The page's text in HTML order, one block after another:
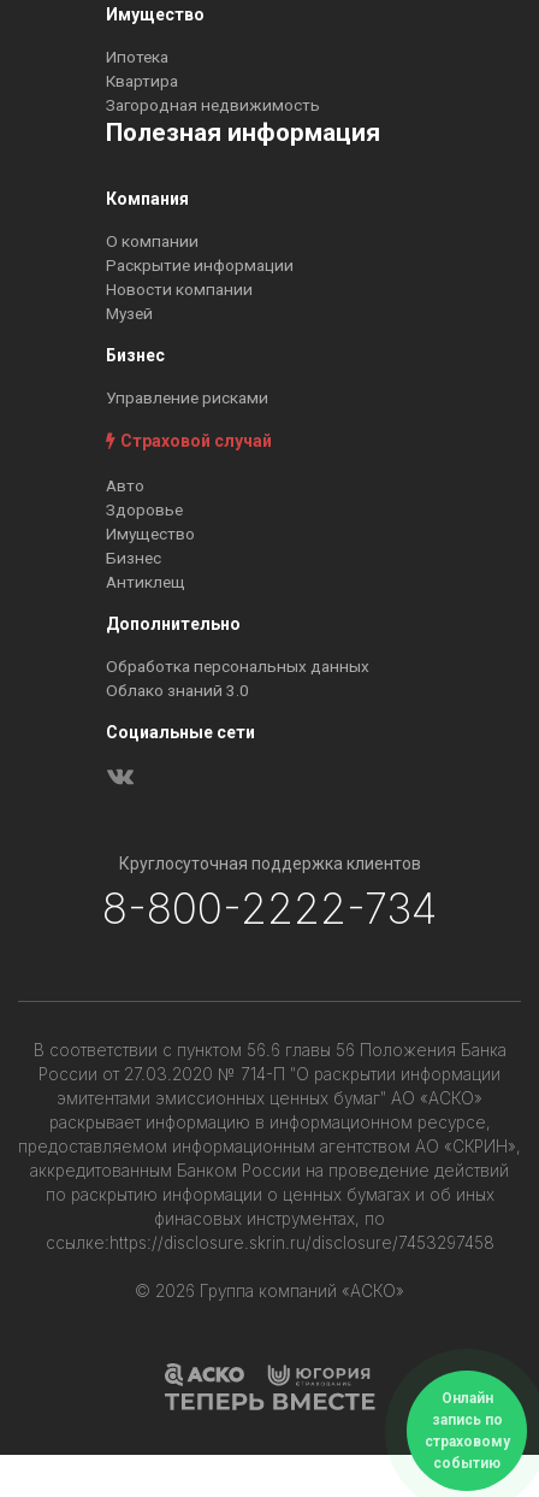
Онлайн
запись по
страховому
событию
Имущество
Ипотека
Квартира
Загородная недвижимость
Полезная информация
Компания
О компании
Раскрытие информации
Новости компании
Музей
Бизнес
Управление рисками
Страховой случай
Авто
Здоровье
Имущество
Бизнес
Антиклещ
Дополнительно
Обработка персональных данных
Облако знаний 3.0
Социальные сети
Круглосуточная поддержка клиентов
8-800-2222-734
В соответствии с пунктом 56.6 главы 56 Положения Банка
России от 27.03.2020 № 714-П "О раскрытии информации
эмитентами эмиссионных ценных бумаг" АО «АСКО»
раскрывает информацию в информационном ресурсе,
предоставляемом информационным агентством АО «СКРИН»,
аккредитованным Банком России на проведение действий
по раскрытию информации о ценных бумагах и об иных
финасовых инструментах, по
ссылке:https://disclosure.skrin.ru/disclosure/7453297458
© 2026 Группа компаний «АСКО»